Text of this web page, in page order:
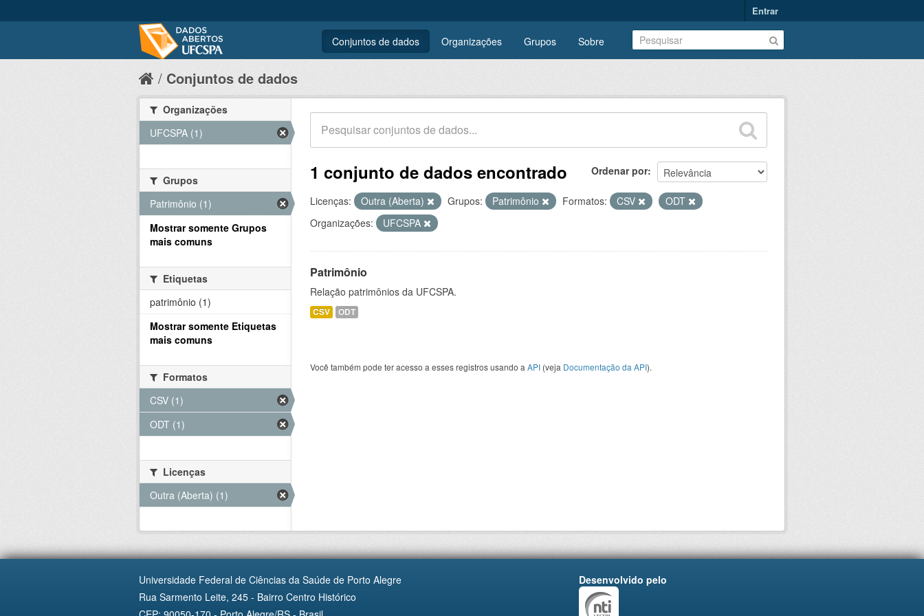
Entrar
Conjuntos de dados Organizações Grupos Sobre
Conjuntos de dados
Ordenar por
1 conjunto de dados encontrado
Licenças: Outra (Aberta) Grupos: Patrimônio Formatos: CSV
ODT
Organizações:
UFCSPA
Patrimônio
Relação patrimônios da UFCSPA.
CSV ODT
Você também pode ter acesso a esses registros usando a API (veja Documentação da API).
Organizações
UFCSPA (1)
Grupos
Patrimônio (1)
Mostrar somente Grupos
mais comuns
Etiquetas
patrimônio (1)
Mostrar somente Etiquetas
mais comuns
Formatos
CSV (1)
ODT (1)
Licenças
Outra (Aberta) (1)
Universidade Federal de Ciências da Saúde de Porto Alegre
Rua Sarmento Leite, 245 - Bairro Centro Histórico
Desenvolvido pelo